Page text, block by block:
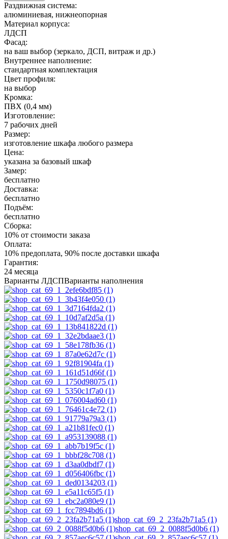
Раздвижная система:
алюминиевая, нижнеопорная
Материал корпуса:
ЛДСП
Фасад:
на ваш выбор (зеркало, ДСП, витраж и др.)
Внутреннее наполнение:
стандартная комплектация
Цвет профиля:
на выбор
Кромка:
ПВХ (0,4 мм)
Изготовление:
7 рабочих дней
Размер:
изготовление шкафа любого размера
Цена:
указана за базовый шкаф
Замер:
бесплатно
Доставка:
бесплатно
Подъём:
бесплатно
Сборка:
10% от стоимости заказа
Оплата:
10% предоплата, 90% после доставки шкафа
Гарантия:
24 месяца
Варианты ЛДСПВарианты наполнения
shop_cat_69_2_23fa2b71a5 (1)
shop_cat_69_2_0088f5d0b6 (1)